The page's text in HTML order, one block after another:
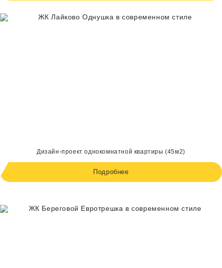
Дизайн-проект однокомнатной квартиры (45м2)
Подробнее